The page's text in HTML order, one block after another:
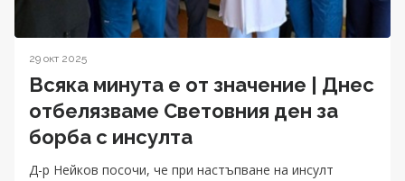
29 окт 2025
Всяка минута е от значение | Днес
отбелязваме Световния ден за
борба с инсулта
Д-р Нейков посочи, че при настъпване на инсулт